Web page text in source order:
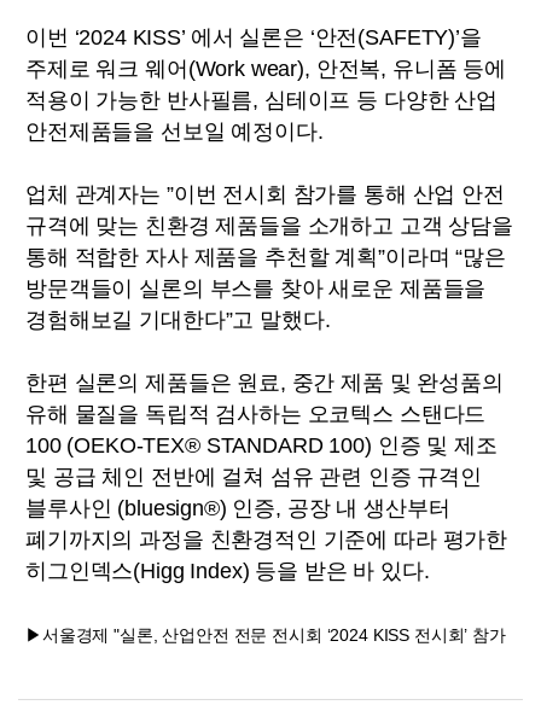
이번 ‘2024 KISS’ 에서 실론은 ‘안전(SAFETY)’을
주제로 워크 웨어(Work wear), 안전복, 유니폼 등에
적용이 가능한 반사필름, 심테이프 등 다양한 산업
안전제품들을 선보일 예정이다.
업체 관계자는 ”이번 전시회 참가를 통해 산업 안전
규격에 맞는 친환경 제품들을 소개하고 고객 상담을
통해 적합한 자사 제품을 추천할 계획”이라며 “많은
방문객들이 실론의 부스를 찾아 새로운 제품들을
경험해보길 기대한다”고 말했다.
한편 실론의 제품들은 원료, 중간 제품 및 완성품의
유해 물질을 독립적 검사하는 오코텍스 스탠다드
100 (OEKO-TEX® STANDARD 100) 인증 및 제조
및 공급 체인 전반에 걸쳐 섬유 관련 인증 규격인
블루사인 (bluesign®) 인증, 공장 내 생산부터
폐기까지의 과정을 친환경적인 기준에 따라 평가한
히그인덱스(Higg Index) 등을 받은 바 있다.
▶서울경제 "실론, 산업안전 전문 전시회 ‘2024 KISS 전시회’ 참가